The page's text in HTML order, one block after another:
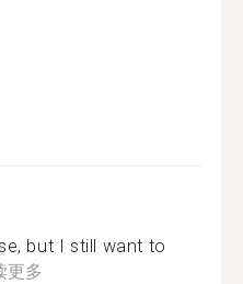
but I still want to
更多